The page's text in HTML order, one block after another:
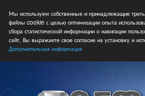
Мы используем собственные и принадлежащие
файлы cookie с целью оптимизации опыта
сбора статистической информации о навигации
сайт, Вы выражаете свое согласие на установку и
Дополнительная информация
Главная Форум Турниры